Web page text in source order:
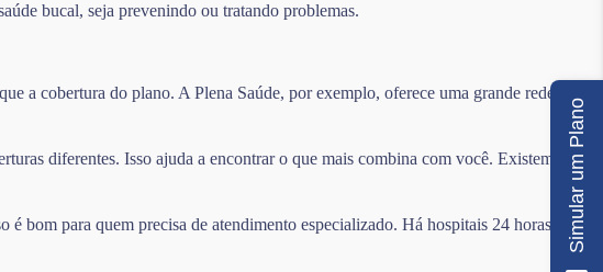
bucal, seja prevenindo ou tratando problemas.
a cobertura do plano. A Plena Saúde, por exemplo, oferece uma grande rede com
diferentes. Isso ajuda a encontrar o que mais combina com você. Existem
bom para quem precisa de atendimento especializado. Há hospitais 24 horas e
Simular um Plano